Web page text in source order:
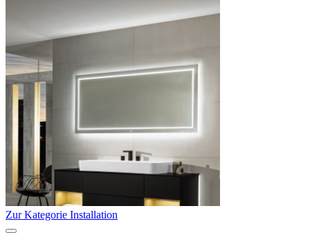
Zur Kategorie Installation